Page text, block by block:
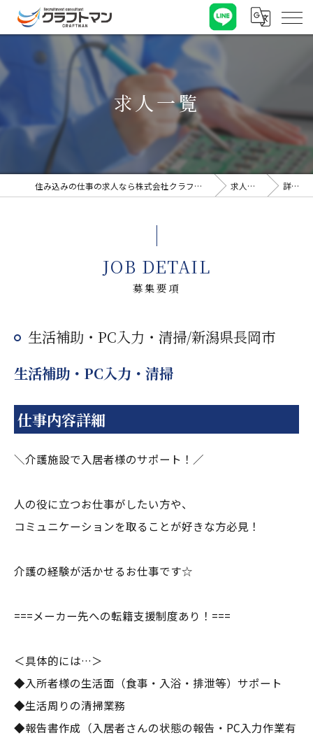
求人一覧
住み込みの仕事の求人なら株式会社クラフトマン 求人一覧 詳細
募集要項
JOB DETAIL
生活補助・PC入力・清掃/新潟県長岡市
生活補助・PC入力・清掃
仕事内容詳細
＼介護施設で入居者様のサポート！／
人の役に立つお仕事がしたい方や、
コミュニケーションを取ることが好きな方必見！
介護の経験が活かせるお仕事です☆
===メーカー先への転籍支援制度あり！===
＜具体的には…＞
◆入所者様の生活面（食事・入浴・排泄等）サポート
◆生活周りの清掃業務
◆報告書作成（入居者さんの状態の報告・PC入力作業有